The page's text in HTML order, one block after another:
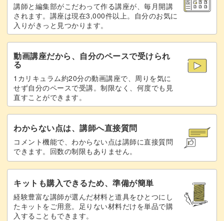
講師と編集部がこだわって作る講座が、毎月開講
されます。講座は現在3,000件以上。自分のお気に
入りがきっと見つかります。
動画講座だから、自分のペースで受けられ
る
1カリキュラム約20分の動画講座で、周りを気に
せず自分のペースで受講。制限なく、何度でも見
直すことができます。
わからない点は、講師へ直接質問
コメント機能で、わからない点は講師に直接質問
できます。回数の制限もありません。
キットも購入できるため、準備が簡単
経験豊富な講師が選んだ材料と道具をひとつにし
たキットをご用意。足りない材料だけを単品で購
入することもできます。